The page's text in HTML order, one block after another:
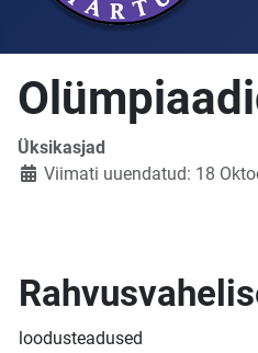
Üksikasjad
Viimati uuendatud: 18
loodusteadused